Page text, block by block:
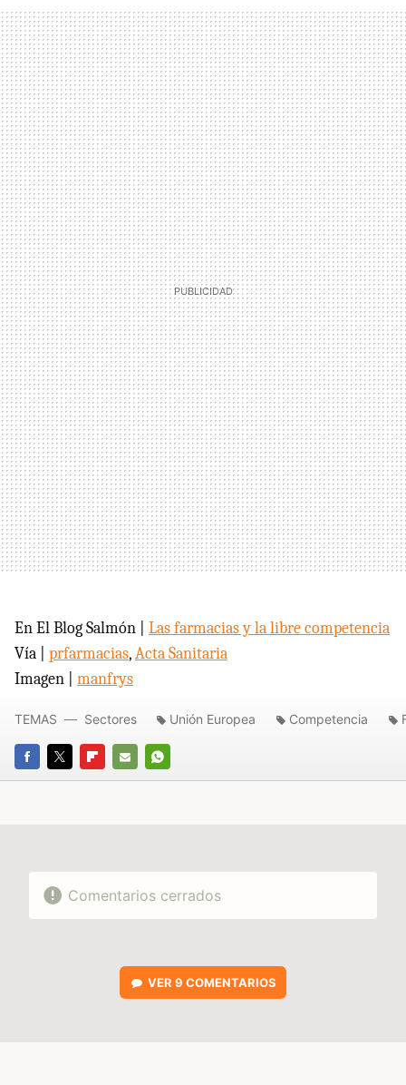
En El Blog Salmón | Las farmacias y la libre competencia
Vía | prfarmacias,Acta Sanitaria
Imagen | manfrys
FACEBOOK
TWITTERFLIPBOARD
E-
WHATSAPP
TEMAS Sectores Unión Europea Competencia
Comentarios cerrados
VER 9 COMENTARIOS